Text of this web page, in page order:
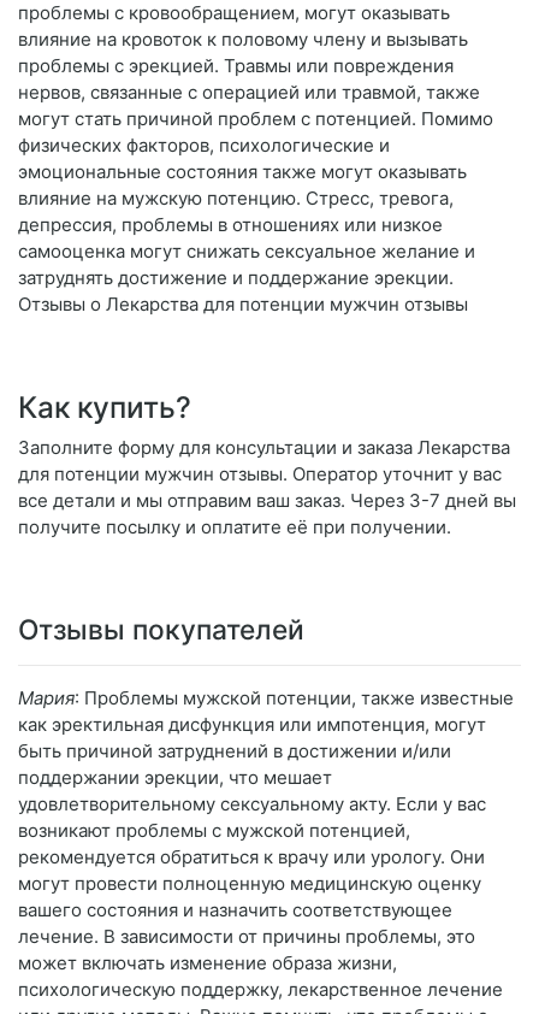
проблемы с кровообращением, могут оказывать
влияние на кровоток к половому члену и вызывать
проблемы с эрекцией. Травмы или повреждения
нервов, связанные с операцией или травмой, также
могут стать причиной проблем с потенцией. Помимо
физических факторов, психологические и
эмоциональные состояния также могут оказывать
влияние на мужскую потенцию. Стресс, тревога,
депрессия, проблемы в отношениях или низкое
самооценка могут снижать сексуальное желание и
затруднять достижение и поддержание эрекции.
Отзывы о Лекарства для потенции мужчин отзывы
Как купить?
Заполните форму для консультации и заказа Лекарства
для потенции мужчин отзывы. Оператор уточнит у вас
все детали и мы отправим ваш заказ. Через 3-7 дней вы
получите посылку и оплатите её при получении.
Отзывы покупателей
Мария: Проблемы мужской потенции, также известные
как эректильная дисфункция или импотенция, могут
быть причиной затруднений в достижении и/или
поддержании эрекции, что мешает
удовлетворительному сексуальному акту. Если у вас
возникают проблемы с мужской потенцией,
рекомендуется обратиться к врачу или урологу. Они
могут провести полноценную медицинскую оценку
вашего состояния и назначить соответствующее
лечение. В зависимости от причины проблемы, это
может включать изменение образа жизни,
психологическую поддержку, лекарственное лечение